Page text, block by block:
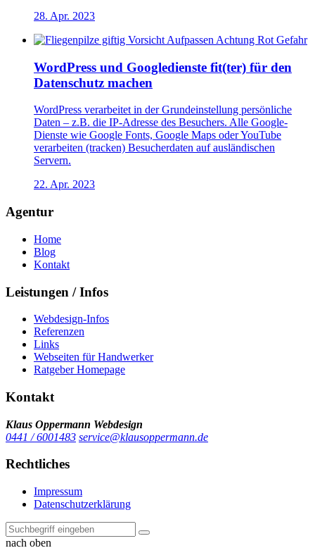
28. Apr. 2023
WordPress und Googledienste fit(ter) für den
Datenschutz machen
WordPress verarbeitet in der Grundeinstellung persönliche
Daten – z.B. die IP-Adresse des Besuchers. Alle Google-
Dienste wie Google Fonts, Google Maps oder YouTube
verarbeiten (tracken) Besucherdaten auf ausländischen
Servern.
22. Apr. 2023
Agentur
Home
Blog
Kontakt
Leistungen / Infos
Webdesign-Infos
Referenzen
Links
Webseiten für Handwerker
Ratgeber Homepage
Kontakt
Klaus Oppermann Webdesign
0441 / 6001483 service@klausoppermann.de
Rechtliches
Impressum
Datenschutzerklärung
nach oben